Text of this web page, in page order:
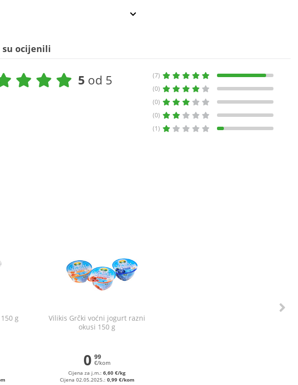
su ocijenili
5 od 5
(7)
(0)
(0)
(0)
(1)
g
Vilikis Grčki voćni jogurt razni
okusi 150 g
0 99
€/kom
Cijena za j.m.:6,60 €/kg
Cijena 02.05.2025.: 0,99 €/kom